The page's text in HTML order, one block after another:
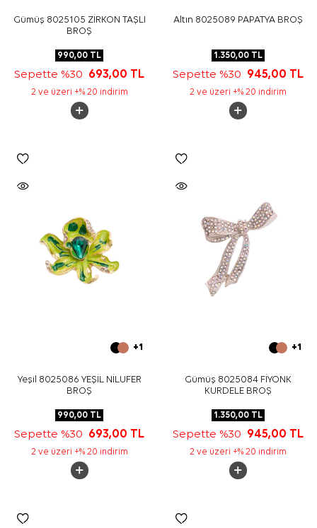
Gümüş 8025105 ZİRKON TAŞLI
BROŞ
990,00 TL
Sepette %30 693,00 TL
2 ve üzeri +% 20 indirim
Altın 8025089 PAPATYA BROŞ
1.350,00TL
Sepette %30 945,00 TL
2 ve üzeri +% 20 indirim
+1
Yeşil 8025086 YEŞİL NİLUFER
BROŞ
990,00 TL
Sepette %30 693,00 TL
2 ve üzeri +% 20 indirim
+1
Gümüş 8025084 FİYONK
KURDELE BROŞ
1.350,00TL
Sepette %30 945,00 TL
2 ve üzeri +% 20 indirim